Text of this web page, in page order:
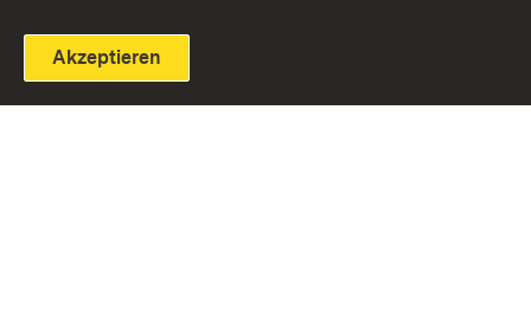
Akzeptieren